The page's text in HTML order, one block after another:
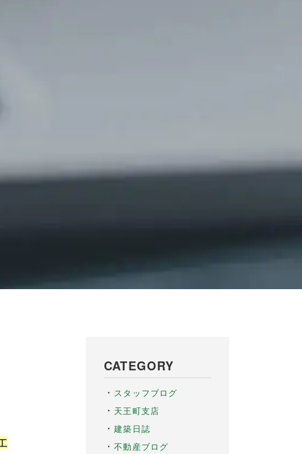
CATEGORY
スタッフブログ
天王町支店
建築日誌
不動産ブログ